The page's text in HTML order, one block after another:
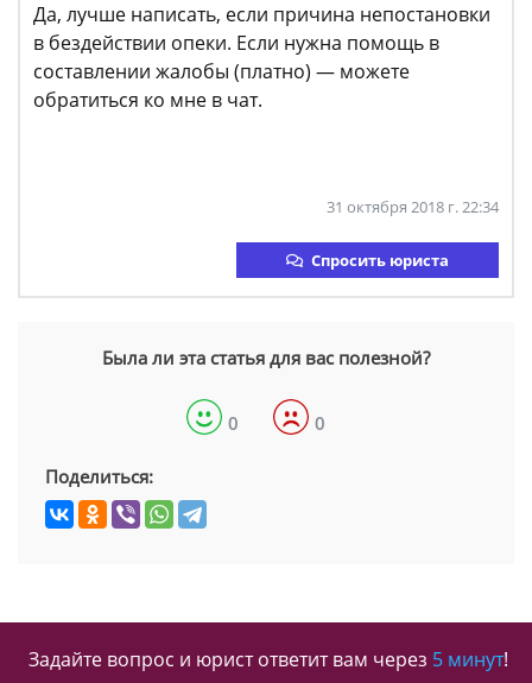
Да, лучше написать, если причина непостановки
в бездействии опеки. Если нужна помощь в
составлении жалобы (платно) — можете
обратиться ко мне в чат.
31 октября 2018 г. 22:34
Спросить юриста
Была ли эта статья для вас полезной?
0 0
Поделиться:
Задайте вопрос и юрист ответит вам через 5 минут!